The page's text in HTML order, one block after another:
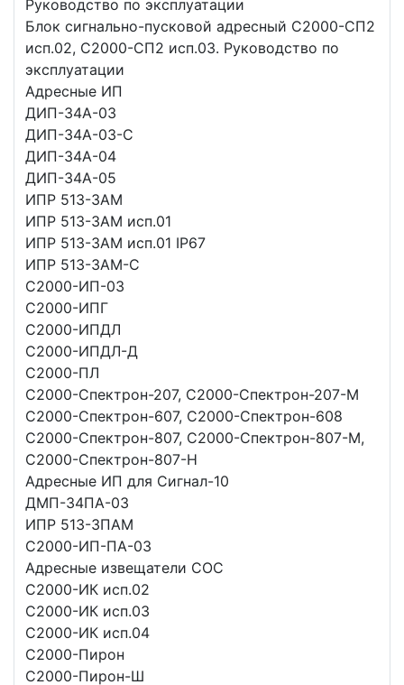
Руководство по эксплуатации
Блок сигнально-пусковой адресный С2000-СП2
исп.02, С2000-СП2 исп.03. Руководство по
эксплуатации
Адресные ИП
ДИП-34А-03
ДИП-34А-03-C
ДИП-34А-04
ДИП-34А-05
ИПР 513-3АМ
ИПР 513-3АМ исп.01
ИПР 513-3АМ исп.01 IP67
ИПР 513-3АМ-C
С2000-ИП-03
С2000-ИПГ
С2000-ИПДЛ
С2000-ИПДЛ-Д
С2000-ПЛ
С2000-Спектрон-207, С2000-Спектрон-207-M
С2000-Спектрон-607, С2000-Спектрон-608
С2000-Спектрон-807, С2000-Спектрон-807-M,
С2000-Спектрон-807-H
Адресные ИП для Сигнал-10
ДМП-34ПА-03
ИПР 513-3ПАМ
С2000-ИП-ПА-03
Адресные извещатели СОС
C2000-ИК исп.02
C2000-ИК исп.03
C2000-ИК исп.04
C2000-Пирон
C2000-Пирон-Ш